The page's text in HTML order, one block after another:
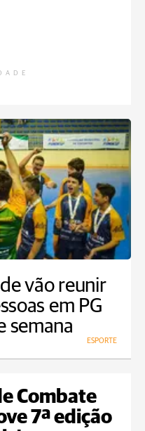
vão reunir
em PG
semana
ESPORTE
Combate
7ª edição